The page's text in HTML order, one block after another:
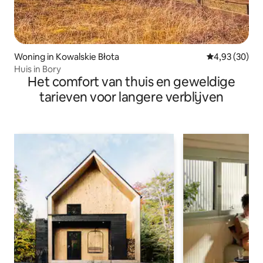
Woning in Kowalskie Błota Gemiddelde
4,93 (30)
Huis in Bory
Het comfort van thuis en geweldige
tarieven voor langere verblijven